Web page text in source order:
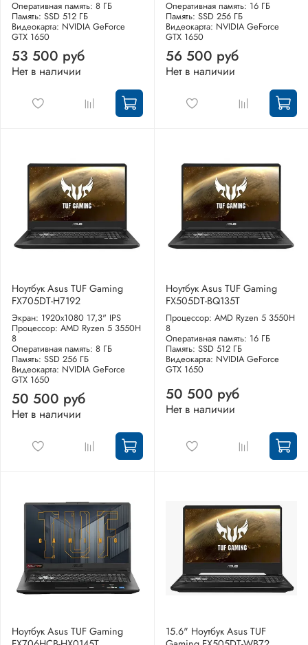
Оперативная память: 8 ГБ
Память: SSD 512 ГБ
Видеокарта: NVIDIA GeForce
GTX 1650
53 500 руб
Нет в наличии
Оперативная память: 16 ГБ
Память: SSD 256 ГБ
Видеокарта: NVIDIA GeForce
GTX 1650
56 500 руб
Нет в наличии
Ноутбук Asus TUF Gaming
FX705DT-H7192
Экран: 1920x1080 17,3" IPS
Процессор: AMD Ryzen 5 3550H
8
Оперативная память: 8 ГБ
Память: SSD 256 ГБ
Видеокарта: NVIDIA GeForce
GTX 1650
50 500 руб
Нет в наличии
Ноутбук Asus TUF Gaming
FX505DT-BQ135T
Процессор: AMD Ryzen 5 3550H
8
Оперативная память: 16 ГБ
Память: SSD 512 ГБ
Видеокарта: NVIDIA GeForce
GTX 1650
50 500 руб
Нет в наличии
Ноутбук Asus TUF Gaming
15.6" Ноутбук Asus TUF